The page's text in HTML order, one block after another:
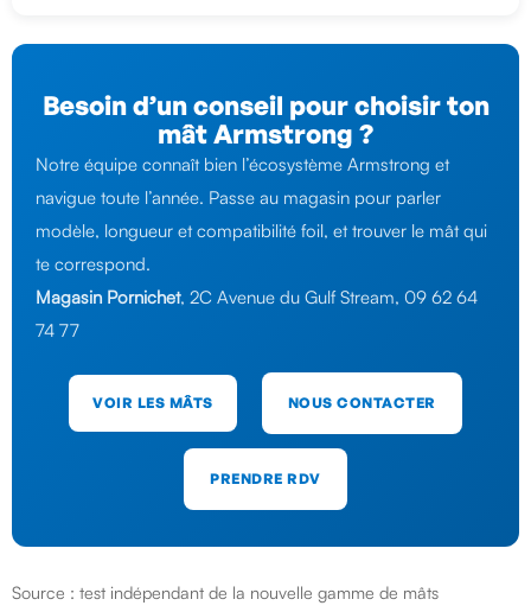
Besoin d’un conseil pour choisir ton
mât Armstrong ?
Notre équipe connaît bien l’écosystème Armstrong et
navigue toute l’année. Passe au magasin pour parler
modèle, longueur et compatibilité foil, et trouver le mât qui
te correspond.
Magasin Pornichet, 2C Avenue du Gulf Stream, 09 62 64
74 77
VOIR LES MÂTS NOUS CONTACTER
PRENDRE RDV
Source : test indépendant de la nouvelle gamme de mâts